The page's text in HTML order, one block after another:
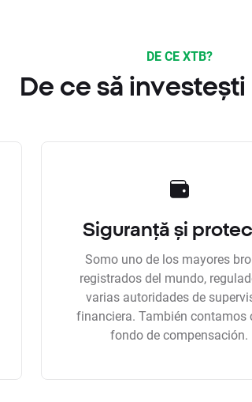
DE CE XTB?
De ce să investești
Siguranță și
Somo uno de los mayores
registrados del mundo,
varias autoridades de
financiera. También contamos
fondo de compensación.